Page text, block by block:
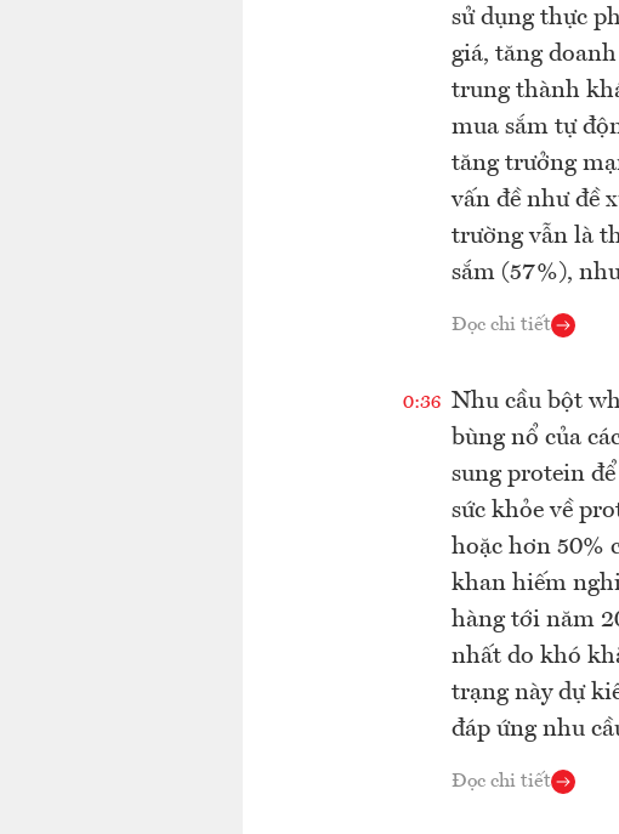
sử dụng thực
giá, tăng
trung thành
mua sắm tự
tăng trưởng
vấn đề như đề
trường vẫn là
sắm (57%),
Đọc chi tiết
0:36 Nhu cầu bột
bùng nổ của
sung protein
sức khỏe về
hoặc hơn 50%
khan hiếm
hàng tới năm
nhất do khó
trạng này dự
đáp ứng nhu
Đọc chi tiết